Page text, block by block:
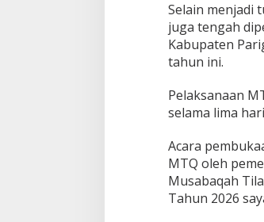
Selain menjadi
juga tengah
Kabupaten
tahun ini.
Pelaksanaan
selama lima
Acara
MTQ oleh
Musabaqah
Tahun 2026